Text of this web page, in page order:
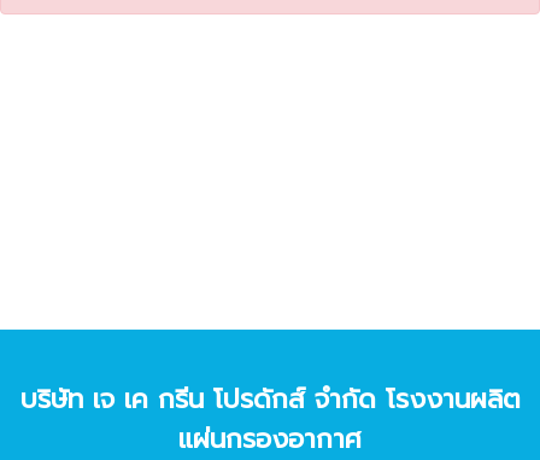
บริษัท เจ เค กรีน โปรดักส์ จํากัด โรงงานผลิต
แผ่นกรองอากาศ